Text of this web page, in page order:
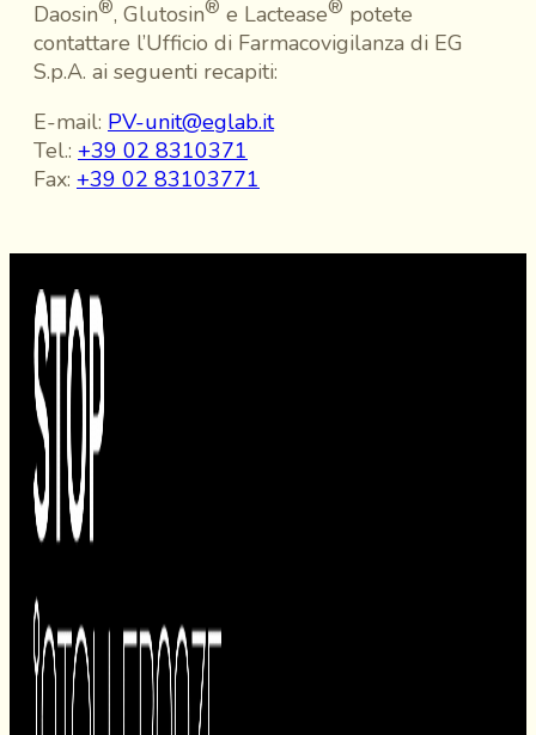
Daosin®, Glutosin® e Lactease® potete
contattare l’Ufficio di Farmacovigilanza di EG
S.p.A. ai seguenti recapiti:
E-mail: PV-unit@eglab.it
Tel.: +39 02 8310371
Fax: +39 02 83103771